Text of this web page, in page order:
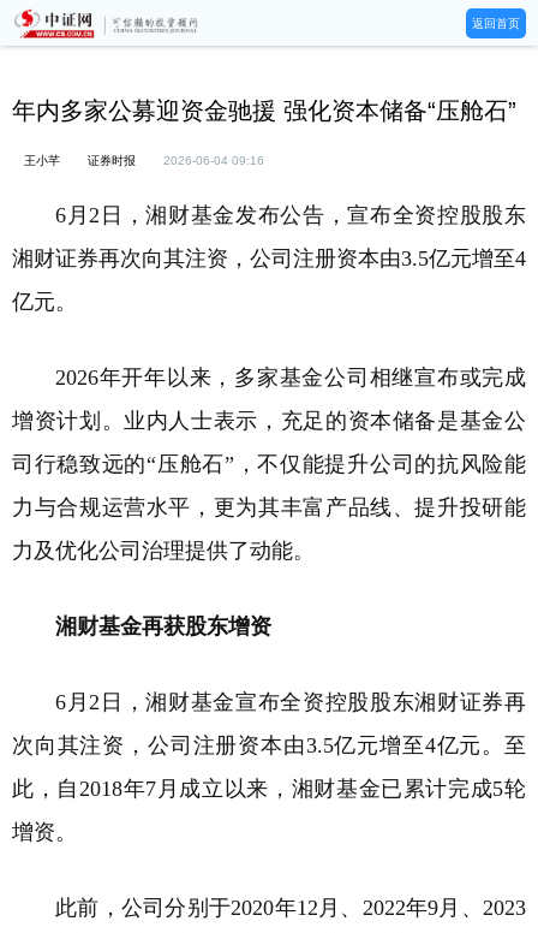
返回首页
年内多家公募迎资金驰援 强化资本储备“压舱石”
王小芊 证券时报 2026-06-04 09:16
6月2日，湘财基金发布公告，宣布全资控股股东
湘财证券再次向其注资，公司注册资本由3.5亿元增至4
亿元。
2026年开年以来，多家基金公司相继宣布或完成
增资计划。业内人士表示，充足的资本储备是基金公
司行稳致远的“压舱石”，不仅能提升公司的抗风险能
力与合规运营水平，更为其丰富产品线、提升投研能
力及优化公司治理提供了动能。
湘财基金再获股东增资
6月2日，湘财基金宣布全资控股股东湘财证券再
次向其注资，公司注册资本由3.5亿元增至4亿元。至
此，自2018年7月成立以来，湘财基金已累计完成5轮
增资。
此前，公司分别于2020年12月、2022年9月、2023